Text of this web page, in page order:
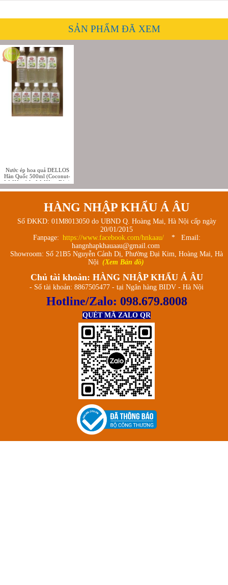
SẢN PHẨM ĐÃ XEM
Nước ép hoa quả DELLOS
Hàn Quốc 500ml (Coconut-
Lô Hội nhân Lô Hội + Dừa)
HÀNG NHẬP KHẨU Á ÂU
Số ĐKKD: 01M8013050 do UBND Q. Hoàng Mai, Hà Nội cấp ngày
20/01/2015
Fanpage: https://www.facebook.com/hnkaau/
* Email:
hangnhapkhauaau@gmail.com
Showroom: Số 21B5 Nguyễn Cảnh Dị, Phường Đại Kim, Hoàng Mai, Hà
Nội (Xem Bản đồ)
Chủ tài khoản: HÀNG NHẬP KHẨU Á ÂU
- Số tài khoản: 8867505477 - tại Ngân hàng BIDV - Hà Nội
Hotline/Zalo: 098.679.8008
QUÉT MÃ ZALO QR